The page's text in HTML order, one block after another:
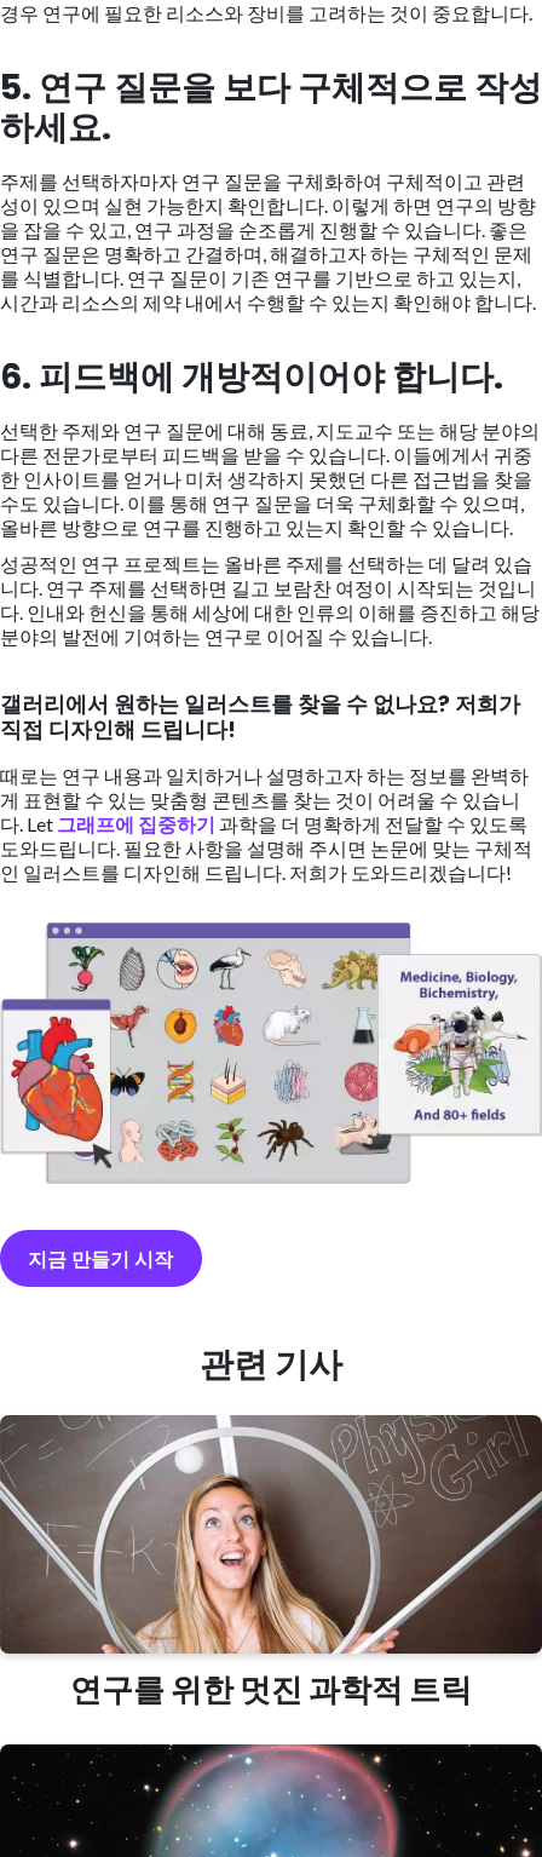
경우 연구에 필요한 리소스와 장비를 고려하는 것이 중요합니다.
5. 연구 질문을 보다 구체적으로 작성
하세요.
주제를 선택하자마자 연구 질문을 구체화하여 구체적이고 관련
성이 있으며 실현 가능한지 확인합니다. 이렇게 하면 연구의 방향
을 잡을 수 있고, 연구 과정을 순조롭게 진행할 수 있습니다. 좋은
연구 질문은 명확하고 간결하며, 해결하고자 하는 구체적인 문제
를 식별합니다. 연구 질문이 기존 연구를 기반으로 하고 있는지,
시간과 리소스의 제약 내에서 수행할 수 있는지 확인해야 합니다.
6. 피드백에 개방적이어야 합니다.
선택한 주제와 연구 질문에 대해 동료, 지도교수 또는 해당 분야의
다른 전문가로부터 피드백을 받을 수 있습니다. 이들에게서 귀중
한 인사이트를 얻거나 미처 생각하지 못했던 다른 접근법을 찾을
수도 있습니다. 이를 통해 연구 질문을 더욱 구체화할 수 있으며,
올바른 방향으로 연구를 진행하고 있는지 확인할 수 있습니다.
성공적인 연구 프로젝트는 올바른 주제를 선택하는 데 달려 있습
니다. 연구 주제를 선택하면 길고 보람찬 여정이 시작되는 것입니
다. 인내와 헌신을 통해 세상에 대한 인류의 이해를 증진하고 해당
분야의 발전에 기여하는 연구로 이어질 수 있습니다.
갤러리에서 원하는 일러스트를 찾을 수 없나요? 저희가
직접 디자인해 드립니다!
때로는 연구 내용과 일치하거나 설명하고자 하는 정보를 완벽하
게 표현할 수 있는 맞춤형 콘텐츠를 찾는 것이 어려울 수 있습니
다. Let 그래프에 집중하기 과학을 더 명확하게 전달할 수 있도록
도와드립니다. 필요한 사항을 설명해 주시면 논문에 맞는 구체적
인 일러스트를 디자인해 드립니다. 저희가 도와드리겠습니다!
지금 만들기 시작
관련 기사
연구를 위한 멋진 과학적 트릭